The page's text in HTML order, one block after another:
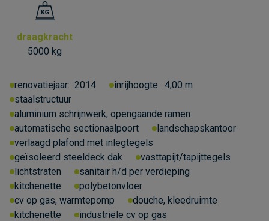
draagkracht
5000 kg
renovatiejaar: 2014 inrijhoogte: 4,00 m
staalstructuur
aluminium schrijnwerk, opengaande ramen
automatische sectionaalpoort
landschapskantoor
verlaagd plafond met inlegtegels
geïsoleerd steeldeck dak
vasttapijt/tapijttegels
lichtstraten
sanitair h/d per verdieping
kitchenette
polybetonvloer
cv op gas, warmtepomp
douche, kleedruimte
kitchenette
industriële cv op gas